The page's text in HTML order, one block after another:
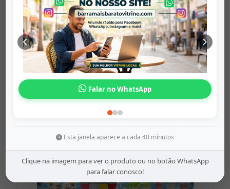
Falar no WhatsApp
Esta janela aparece a cada 40 minutos
Clique na imagem para ver o produto ou no botão WhatsApp
para falar conosco!
Caneca Flux M...
barramaisbaratovitrine
Origem: barramaisbaratovitrine
Share WhatsAppTwitter Facebook